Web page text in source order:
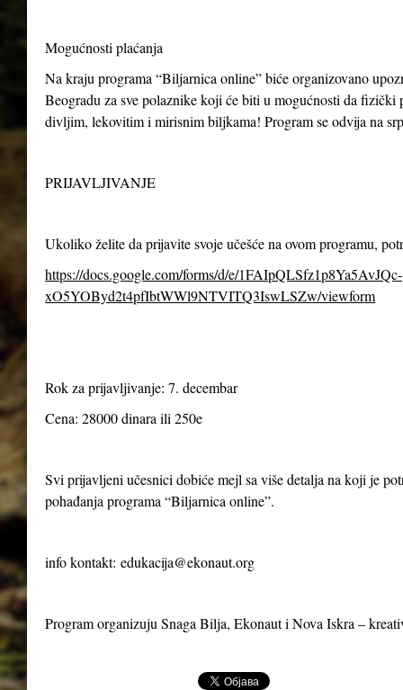
Mogućnosti plaćanja
Na kraju programa “Biljarnica online” biće organizovano
Beogradu za sve polaznike koji će biti u mogućnosti da
divljim, lekovitim i mirisnim biljkama! Program se odvija na
PRIJAVLJIVANJE
Ukoliko želite da prijavite svoje učešće na ovom programu,
https://docs.google.com/forms/d/e/1FAIpQLSfz1p8Ya5AvJQc-
xO5YOByd2t4pfIbtWWl9NTVITQ3IswLSZw/viewform
Rok za prijavljivanje: 7. decembar
Cena: 28000 dinara ili 250e
Svi prijavljeni učesnici dobiće mejl sa više detalja na koji je
pohađanja programa “Biljarnica online”.
info kontakt: edukacija@ekonaut.org
Program organizuju Snaga Bilja, Ekonaut i Nova Iskra –